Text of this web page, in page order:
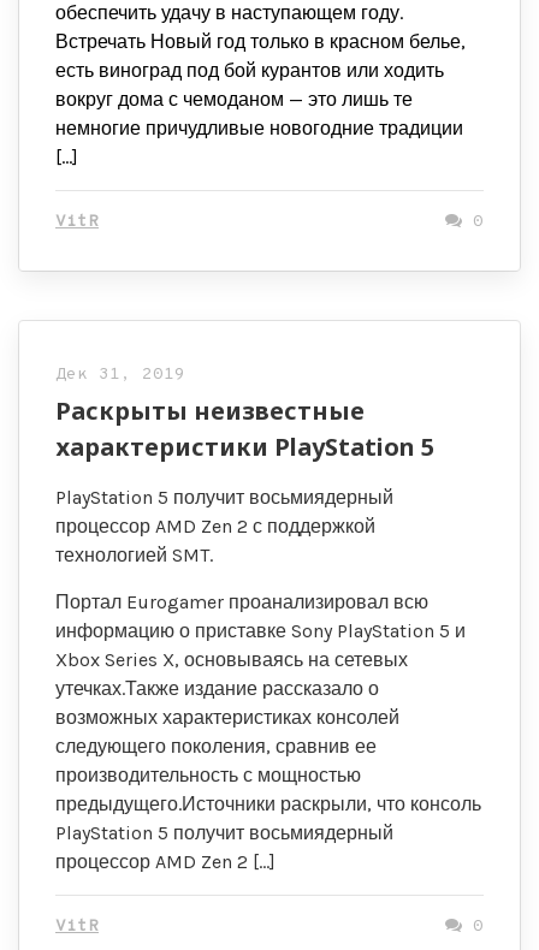
обеспечить удачу в наступающем году.
Встречать Новый год только в красном белье,
есть виноград под бой курантов или ходить
вокруг дома с чемоданом — это лишь те
немногие причудливые новогодние традиции
[…]
VitR 0
Дек 31, 2019
Раскрыты неизвестные
характеристики PlayStation 5
PlayStation 5 получит восьмиядерный
процессор AMD Zen 2 с поддержкой
технологией SMT.
Портал Eurogamer проанализировал всю
информацию о приставке Sony PlayStation 5 и
Xbox Series X, основываясь на сетевых
утечках.Также издание рассказало о
возможных характеристиках консолей
следующего поколения, сравнив ее
производительность с мощностью
предыдущего.Источники раскрыли, что консоль
PlayStation 5 получит восьмиядерный
процессор AMD Zen 2 […]
VitR 0